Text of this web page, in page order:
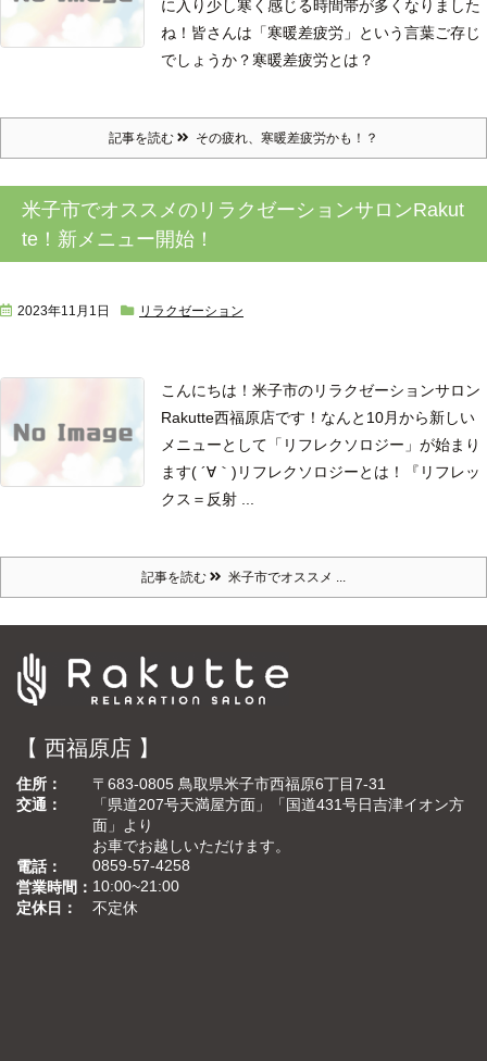
に入り少し寒く感じる時間帯が多くなりました
ね！ 皆さんは「寒暖差疲労」という言葉ご存じ
でしょうか？ 寒暖差疲労とは？
記事を読む その疲れ、寒暖差疲労かも！？
米子市でオススメのリラクゼーションサロンRakut
te！新メニュー開始！
2023年11月1日 リラクゼーション
こんにちは！米子市のリラクゼーションサロン
Rakutte西福原店です！ なんと10月から新しい
メニューとして「リフレクソロジー」が始まり
ます( ´∀｀) リフレクソロジーとは！
『リフレッ
クス＝反射 ...
記事を読む 米子市でオススメ ...
【 西福原店 】
住所
〒683-0805 鳥取県米子市西福原6丁目7-31
交通
「県道207号天満屋方面」「国道431号日吉津イオン方
面」より
お車でお越しいただけます。
電話
0859-57-4258
営業時間
10:00~21:00
定休日
不定休